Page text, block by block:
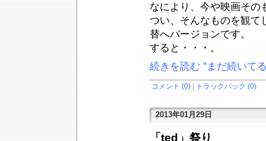
なにより、今や映画その
つい、そんなものを観て
替へバージョンです。
すると・・・。
続きを読む "まだ続いて
コメント (0) トラックバック (0)
2013年01月29日
「ted」祭り